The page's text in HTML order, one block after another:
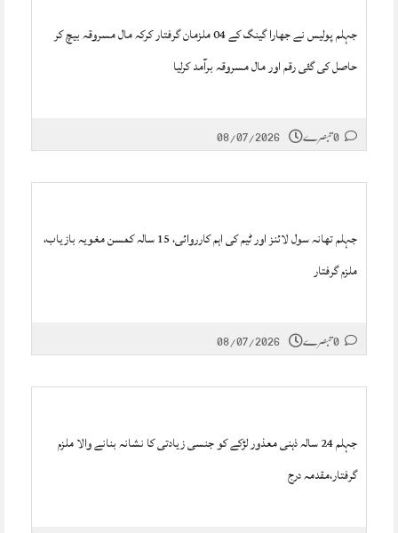
جہلم پولیس نے جھارا گینگ کے 04 ملزمان گرفتار کرکہ مال مسروقہ بیچ کر
حاصل کی گئی رقم اور مال مسروقہ برآمد کرلیا
08/07/2026
جہلم تھانہ سول لائنز اور ٹیم کی اہم کارروائی، 15 سالہ کمسن مغویہ بازیاب،
ملزم گرفتار
08/07/2026
جہلم 24 سالہ ذہنی معذور لڑکے کو جنسی زیادتی کا نشانہ بنانے والا ملزم
گرفتار،مقدمہ درج